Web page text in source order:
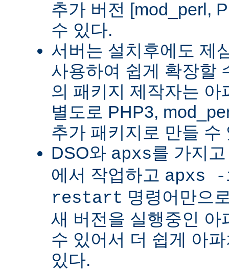
추가 버전 [mod_perl,
수 있다.
서버는 설치후에도 제
사용하여 쉽게 확장할
의 패키지 제작자는 아
별도로 PHP3,
추가 패키지로 만들 수
DSO와 apxs를 가지
에서 작업하고 apxs
restart 명령어만으
새 버전을 실행중인 아
수 있어서 더 쉽게 아
있다.